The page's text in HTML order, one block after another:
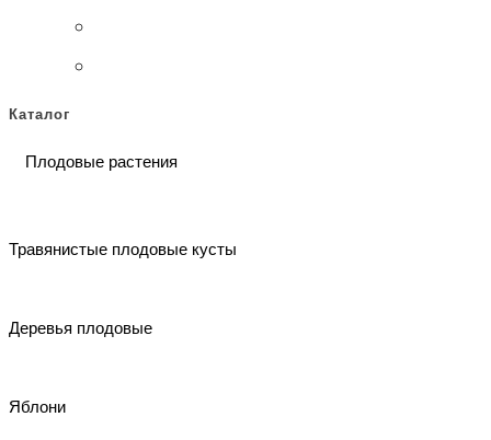
Каталог
Плодовые растения
Травянистые плодовые кусты
Деревья плодовые
Яблони